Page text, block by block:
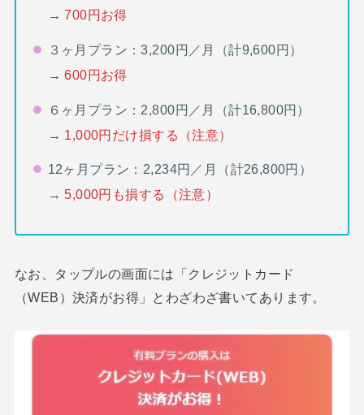
→700円お得
３ヶ月プラン：3,200円／月（計9,600円）
→600円お得
６ヶ月プラン：2,800円／月（計16,800円）
→ 1,000円だけ損する（注意）
12ヶ月プラン：2,234円／月（計26,800円）
→5,000円も損する（注意）
なお、タップルの画面には「クレジットカード
（WEB）決済がお得」とわざわざ書いてあります。